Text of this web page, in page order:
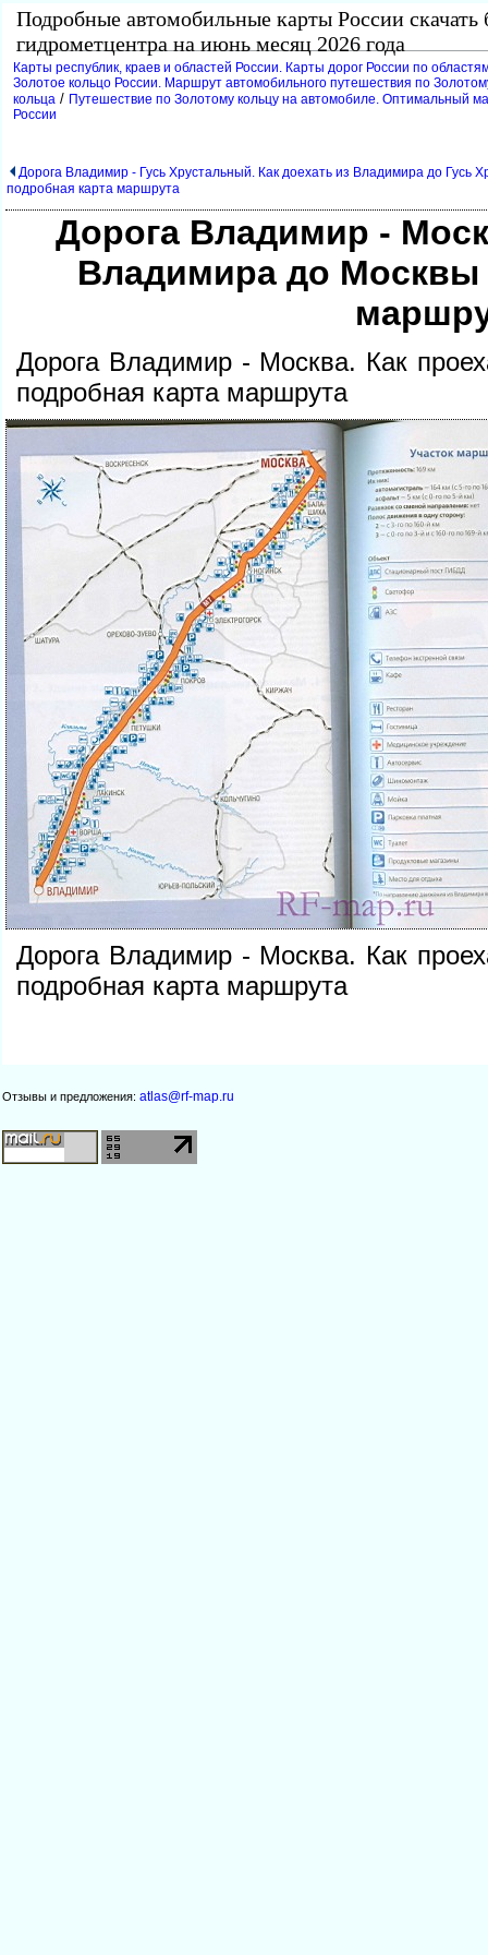
Подробные автомобильные карты России скачать
идрометцентра на июнь месяц 2026 года
Карты республик, краев и областей России. Карты дорог России по
Золотое кольцо России. Маршрут автомобильного путешествия по
кольца / Путешествие по Золотому кольцу на автомобиле. Оптимальный
России
Дорога Владимир - Гусь Хрустальный. Как доехать из Владимира до Гусь
подробная карта маршрута
Дорога Владимир -
ладимира до Москвы
Дорога Владимир - Москва. Как
подробная карта маршрута
Дорога Владимир - Москва. Как
подробная карта маршрута
Отзывы и предложения: atlas@rf-map.ru